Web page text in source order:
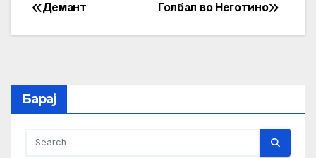
Post
navigation
Голбал во Неготино
Демант
Барај